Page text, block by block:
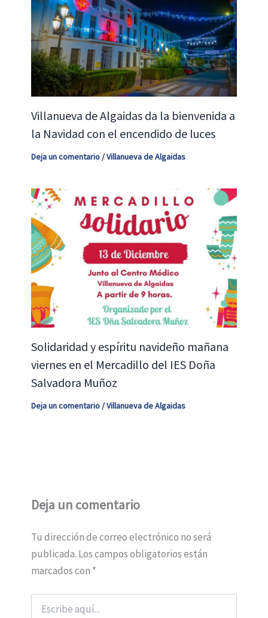
Villanueva de Algaidas da la bienvenida a
la Navidad con el encendido de luces
Deja un comentario/Villanueva de Algaidas
Solidaridad y espíritu navideño mañana
viernes en el Mercadillo del IES Doña
Salvadora Muñoz
Deja un comentario/Villanueva de Algaidas
Deja un comentario
Tu dirección de correo electrónico no será
publicada. Los campos obligatorios están
marcados con *
aquí...